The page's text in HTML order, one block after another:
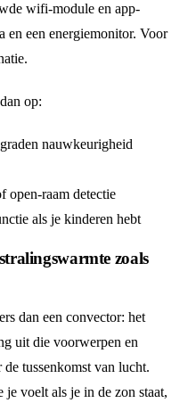
wifi-module en app-
en een energiemonitor. Voor
op:
nauwkeurigheid
open-raam detectie
als je kinderen hebt
zoals
dan een convector: het
uit die voorwerpen en
tussenkomst van lucht.
voelt als je in de zon staat,